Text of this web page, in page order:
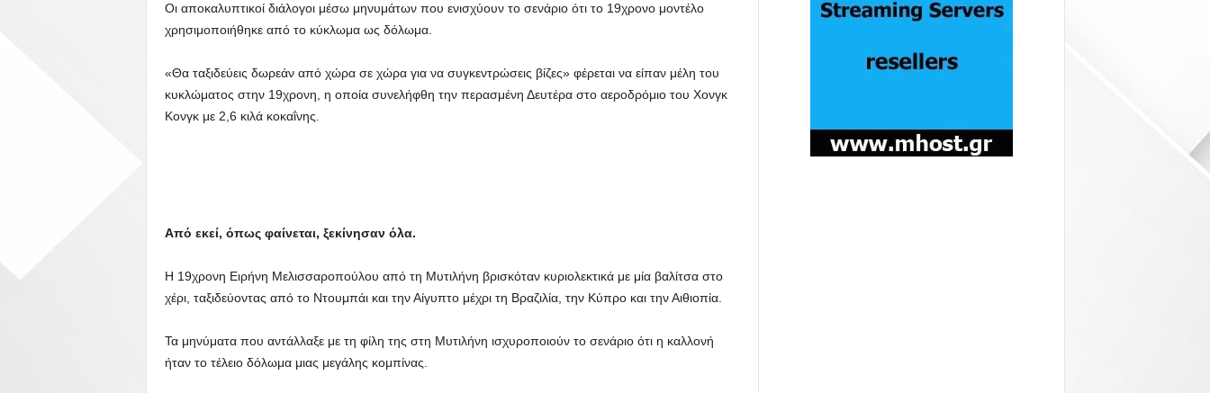
Οι αποκαλυπτικοί διάλογοι μέσω μηνυμάτων που ενισχύουν το σενάριο ότι το 19χρονο μοντέλο
χρησιμοποιήθηκε από το κύκλωμα ως δόλωμα.
«Θα ταξιδεύεις δωρεάν από χώρα σε χώρα για να συγκεντρώσεις βίζες» φέρεται να είπαν μέλη του
κυκλώματος στην 19χρονη, η οποία συνελήφθη την περασμένη Δευτέρα στο αεροδρόμιο του Χονγκ
Κονγκ με 2,6 κιλά κοκαΐνης.
Από εκεί, όπως φαίνεται, ξεκίνησαν όλα.
Η 19χρονη Ειρήνη Μελισσαροπούλου από τη Μυτιλήνη βρισκόταν κυριολεκτικά με μία βαλίτσα στο
χέρι, ταξιδεύοντας από το Ντουμπάι και την Αίγυπτο μέχρι τη Βραζιλία, την Κύπρο και την Αιθιοπία.
Τα μηνύματα που αντάλλαξε με τη φίλη της στη Μυτιλήνη ισχυροποιούν το σενάριο ότι η καλλονή
ήταν το τέλειο δόλωμα μιας μεγάλης κομπίνας.